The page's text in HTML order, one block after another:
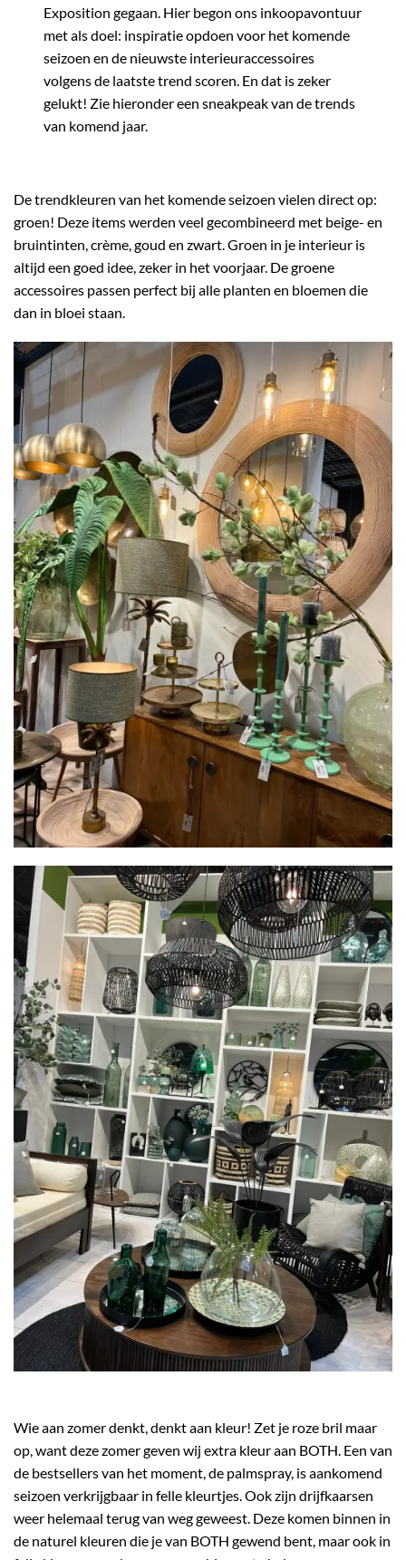
Exposition gegaan. Hier begon ons inkoopavontuur
met als doel: inspiratie opdoen voor het komende
seizoen en de nieuwste interieuraccessoires
volgens de laatste trend scoren. En dat is zeker
gelukt! Zie hieronder een sneakpeak van de trends
van komend jaar.
De trendkleuren van het komende seizoen vielen direct op:
groen! Deze items werden veel gecombineerd met beige- en
bruintinten, crème, goud en zwart. Groen in je interieur is
altijd een goed idee, zeker in het voorjaar. De groene
accessoires passen perfect bij alle planten en bloemen die
dan in bloei staan.
Wie aan zomer denkt, denkt aan kleur! Zet je roze bril maar
op, want deze zomer geven wij extra kleur aan BOTH. Een van
de bestsellers van het moment, de palmspray, is aankomend
seizoen verkrijgbaar in felle kleurtjes. Ook zijn drijfkaarsen
weer helemaal terug van weg geweest. Deze komen binnen in
de naturel kleuren die je van BOTH gewend bent, maar ook in